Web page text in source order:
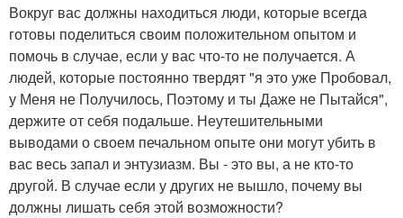
Вокруг вас должны находиться люди, которые всегда
готовы поделиться своим положительном опытом и
помочь в случае, если у вас что-то не получается. А
людей, которые постоянно твердят "я это уже Пробовал,
у Меня не Получилось, Поэтому и ты Даже не Пытайся",
держите от себя подальше. Неутешительными
выводами о своем печальном опыте они могут убить в
вас весь запал и энтузиазм. Вы - это вы, а не кто-то
другой. В случае если у других не вышло, почему вы
должны лишать себя этой возможности?